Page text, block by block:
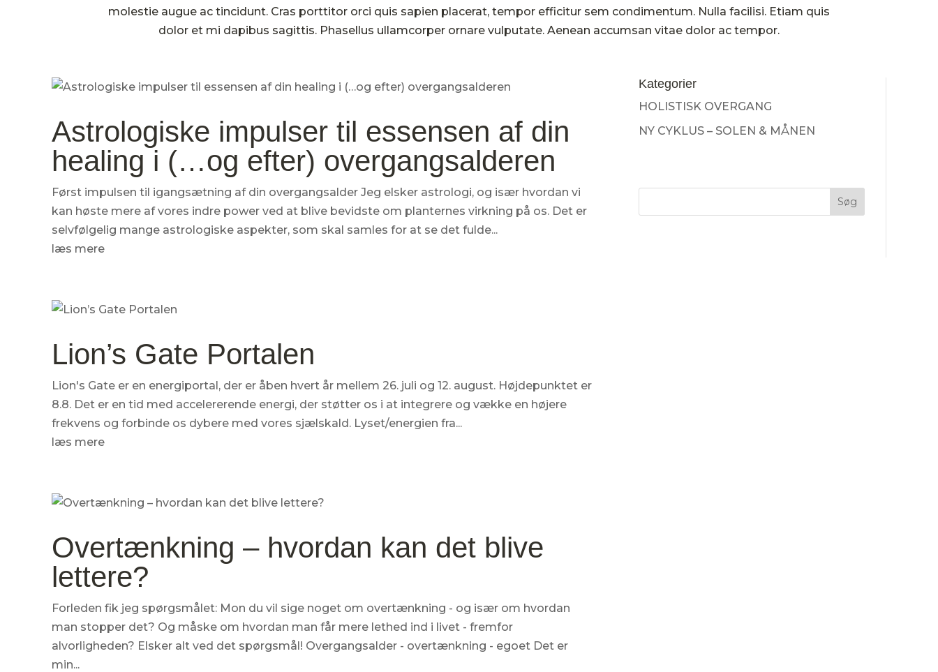
molestie augue ac tincidunt. Cras porttitor orci quis sapien placerat, tempor efficitur sem condimentum. Nulla facilisi. Etiam quis
dolor et mi dapibus sagittis. Phasellus ullamcorper ornare vulputate. Aenean accumsan vitae dolor ac tempor.
Astrologiske impulser til essensen af din
healing i (…og efter) overgangsalderen
Først impulsen til igangsætning af din overgangsalder Jeg elsker astrologi, og især hvordan vi
kan høste mere af vores indre power ved at blive bevidste om planternes virkning på os. Det er
selvfølgelig mange astrologiske aspekter, som skal samles for at se det fulde...
læs mere
Lion’s Gate Portalen
Lion's Gate er en energiportal, der er åben hvert år mellem 26. juli og 12. august. Højdepunktet er
8.8. Det er en tid med accelererende energi, der støtter os i at integrere og vække en højere
frekvens og forbinde os dybere med vores sjælskald. Lyset/energien fra...
læs mere
Overtænkning – hvordan kan det blive
lettere?
Forleden fik jeg spørgsmålet: Mon du vil sige noget om overtænkning - og især om hvordan
man stopper det? Og måske om hvordan man får mere lethed ind i livet - fremfor
alvorligheden? Elsker alt ved det spørgsmål! Overgangsalder - overtænkning - egoet Det er
min...
Kategorier
HOLISTISK OVERGANG
NY CYKLUS – SOLEN & MÅNEN